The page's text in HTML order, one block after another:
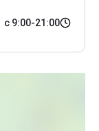
с 9:00-21:00